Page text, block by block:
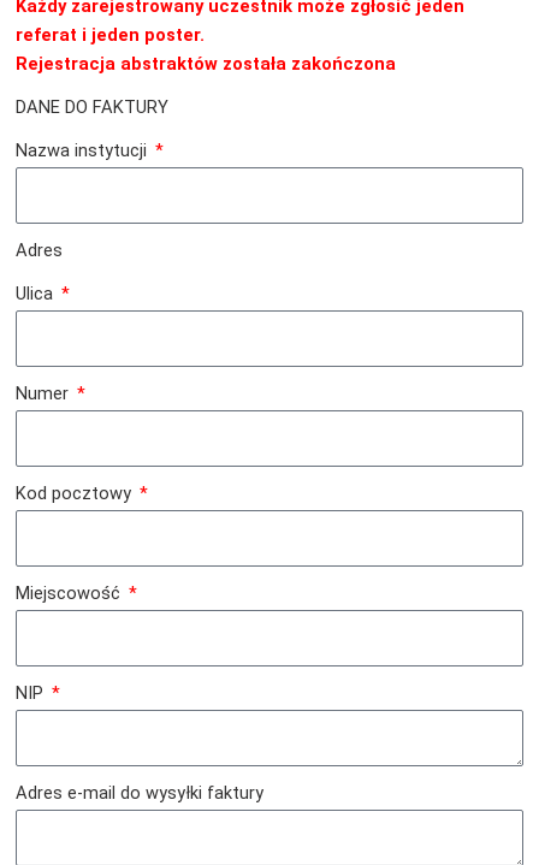
Każdy zarejestrowany uczestnik może zgłosić jeden
referat i jeden poster.
Rejestracja abstraktów została zakończona
DANE DO FAKTURY
Nazwa instytucji
Adres
Ulica
Numer
Kod pocztowy
Miejscowość
NIP
Adres e-mail do wysyłki faktury